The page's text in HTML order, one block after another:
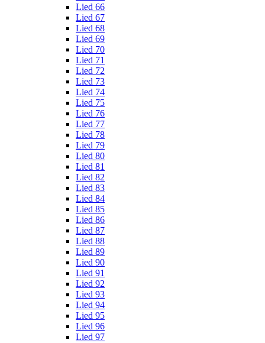
Lied 66
Lied 67
Lied 68
Lied 69
Lied 70
Lied 71
Lied 72
Lied 73
Lied 74
Lied 75
Lied 76
Lied 77
Lied 78
Lied 79
Lied 80
Lied 81
Lied 82
Lied 83
Lied 84
Lied 85
Lied 86
Lied 87
Lied 88
Lied 89
Lied 90
Lied 91
Lied 92
Lied 93
Lied 94
Lied 95
Lied 96
Lied 97